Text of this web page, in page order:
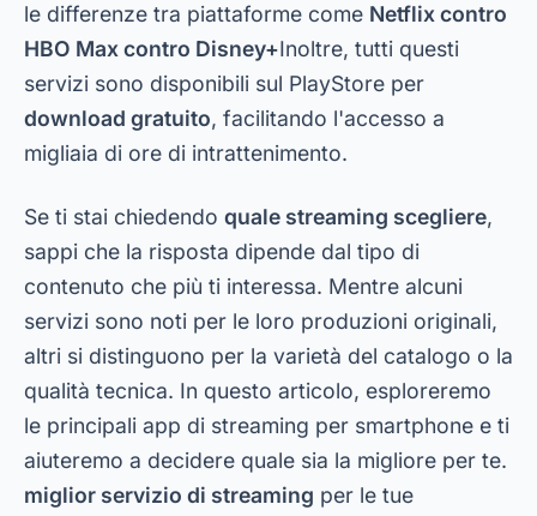
le differenze tra piattaforme come Netflix contro
HBO Max contro Disney+Inoltre, tutti questi
servizi sono disponibili sul PlayStore per
download gratuito, facilitando l'accesso a
migliaia di ore di intrattenimento.
Se ti stai chiedendo quale streaming scegliere,
sappi che la risposta dipende dal tipo di
contenuto che più ti interessa. Mentre alcuni
servizi sono noti per le loro produzioni originali,
altri si distinguono per la varietà del catalogo o la
qualità tecnica. In questo articolo, esploreremo
le principali app di streaming per smartphone e ti
aiuteremo a decidere quale sia la migliore per te.
miglior servizio di streaming per le tue